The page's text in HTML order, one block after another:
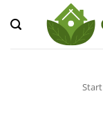
Inhalt
springen
Start